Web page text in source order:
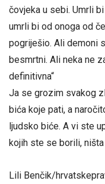
čovjeka u sebi. Umrli
umrli bi od onoga od
pogriješio. Ali demoni
besmrtni. Ali neka ne
definitivna“
Ja se grozim svakog
bića koje pati, a
ljudsko biće. A vi ste
kojih ste se borili,
Lili Benčik/